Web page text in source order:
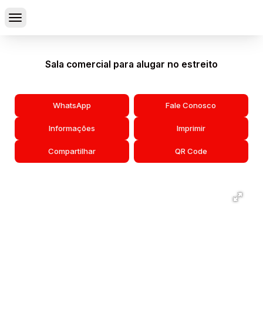
Sala comercial para alugar no estreito
WhatsApp Fale Conosco
Informações Imprimir
Compartilhar QR Code